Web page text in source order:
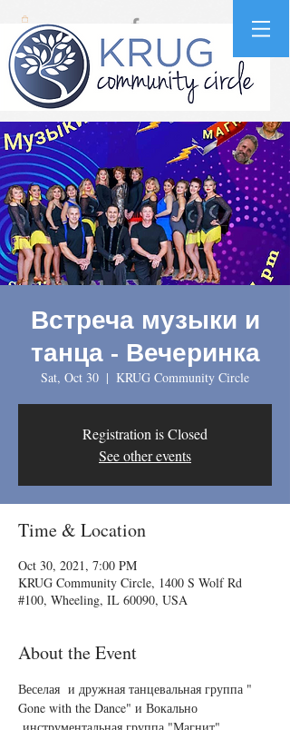
Встреча музыки и
танца - Вечеринка
Sat, Oct 30
  |
KRUG Community Circle
Registration is Closed
See other events
Time & Location
Oct 30, 2021, 7:00 PM
KRUG Community Circle, 1400 S Wolf Rd
#100, Wheeling, IL 60090, USA
About the Event
Веселая  и дружная танцевальная группа "
Gone with the Dance" и Вокально